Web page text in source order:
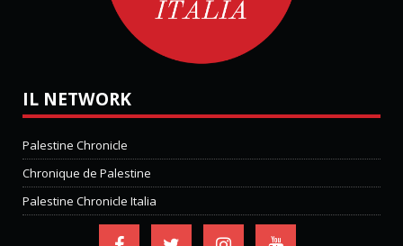
IL NETWORK
Palestine Chronicle
Chronique de Palestine
Palestine Chronicle Italia